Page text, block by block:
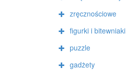
zręcznościowe
figurki i bitewniaki
puzzle
gadżety